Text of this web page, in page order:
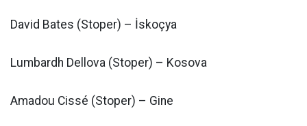
David Bates (Stoper) – İskoçya
Lumbardh Dellova (Stoper) – Kosova
Amadou Cissé (Stoper) – Gine